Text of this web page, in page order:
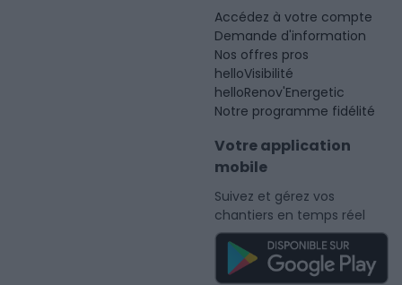
Accédez à votre compte
Demande d'information
Nos offres pros
helloVisibilité
helloRenov'Energetic
Notre programme fidélité
Votre application
mobile
Suivez et gérez vos
chantiers en temps réel